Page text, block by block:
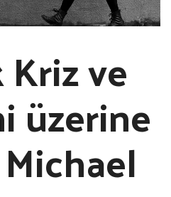
ve
üzerine